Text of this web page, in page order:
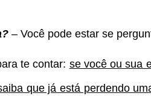
– Você pode estar se
te contar: se você ou sua
que já está perdendo